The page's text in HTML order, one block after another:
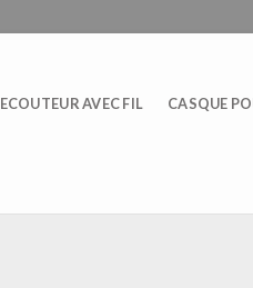
ECOUTEUR AVEC FIL CASQUE